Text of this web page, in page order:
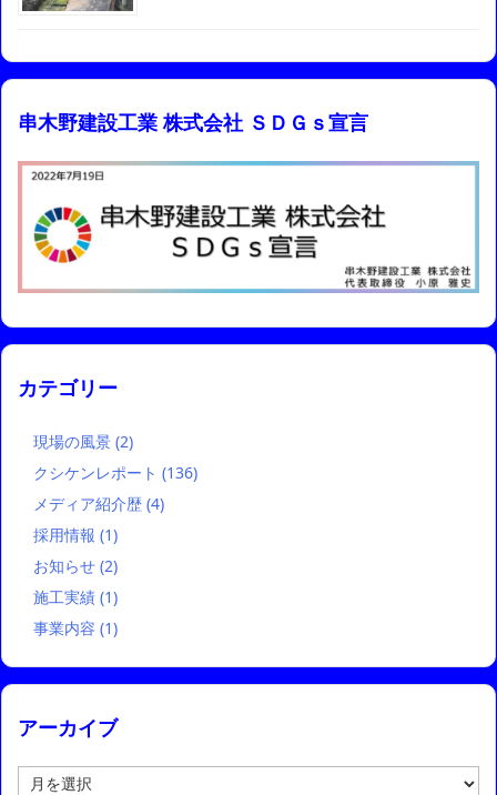
串木野建設工業 株式会社 ＳＤＧｓ宣言
カテゴリー
現場の風景 (2)
クシケンレポート (136)
メディア紹介歴 (4)
採用情報 (1)
お知らせ (2)
施工実績 (1)
事業内容 (1)
アーカイブ